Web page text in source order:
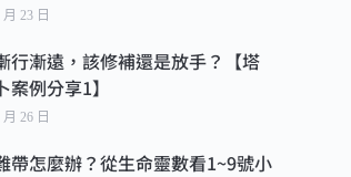
23 日
行漸遠，該修補還是放手？【塔
案例分享1】
26 日
帶怎麼辦？從生命靈數看1~9號小